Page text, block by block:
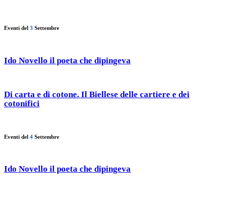
Eventi del 3 Settembre
Ido Novello il poeta che dipingeva
Di carta e di cotone. Il Biellese delle cartiere e dei
cotonifici
Eventi del 4 Settembre
Ido Novello il poeta che dipingeva